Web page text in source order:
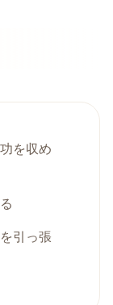
を収め
引っ張